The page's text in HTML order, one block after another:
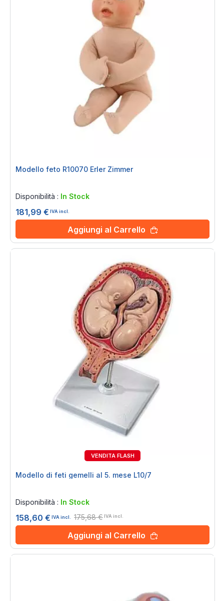
Modello feto R10070 Erler Zimmer
Disponibilità : In Stock
181,99 € IVA incl.
Aggiungi al Carrello
VENDITA FLASH
Modello di feti gemelli al 5. mese L10/7
Disponibilità : In Stock
158,60 € IVA incl. 175,68 € IVA incl.
Aggiungi al Carrello